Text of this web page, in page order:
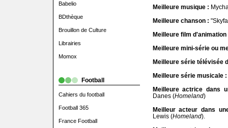
Babelio
BDthèque
Brouillon de Culture
Librairies
Momox
Football
Cahiers du football
Football 365
France Football
Meilleure musique :
Meilleure chanson :
Meilleure film d'animation
Meilleure mini-série ou
Meilleure série télévisée
Meilleure série musicale :
Meilleure actrice dans
Danes (Homeland)
Meilleur acteur dans
Lewis (Homeland).